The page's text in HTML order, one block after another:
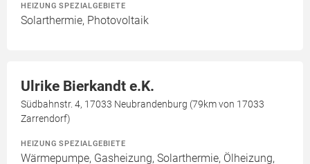
HEIZUNG SPEZIALGEBIETE
Solarthermie, Photovoltaik
Ulrike Bierkandt e.K.
Südbahnstr. 4, 17033 Neubrandenburg (79km von 17033
Zarrendorf)
HEIZUNG SPEZIALGEBIETE
Wärmepumpe, Gasheizung, Solarthermie, Ölheizung,